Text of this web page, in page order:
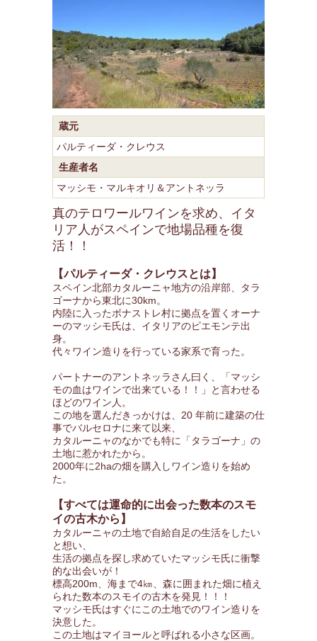
蔵元
パルティーダ・クレウス
生産者名
マッシモ・マルキオリ＆アントネッラ
真のテロワールワインを求め、イタ
リア人がスペインで地場品種を復
活！！
【パルティーダ・クレウスとは】
スペイン北部カタルーニャ地方の沿岸部、タラ
ゴーナから東北に30km。
内陸に入ったボナストレ村に拠点を置くオーナ
ーのマッシモ氏は、イタリアのピエモンテ出
身。
代々ワイン造りを行っている家系で育った。
パートナーのアントネッラさん曰く、「マッシ
モの血はワインで出来ている！！」と言わせる
ほどのワイン人。
この地を選んだきっかけは、20 年前に建築の仕
事でバルセロナに来て以来、
カタルーニャのなかでも特に「タラゴーナ」の
土地に惹かれたから。
2000年に2haの畑を購入しワイン造りを始め
た。
【すべては運命的に出会った数本のスモ
イの古木から】
カタルーニャの土地で自給自足の生活をしたい
と想い、
生活の拠点を探し求めていたマッシモ氏に衝撃
的な出会いが！
標高200m、海まで4㎞、森に囲まれた畑に植え
られた数本のスモイの古木を発見！！！
マッシモ氏はすぐにこの土地でのワイン造りを
決意した。
この土地はマイヨールと呼ばれる小さな区画。